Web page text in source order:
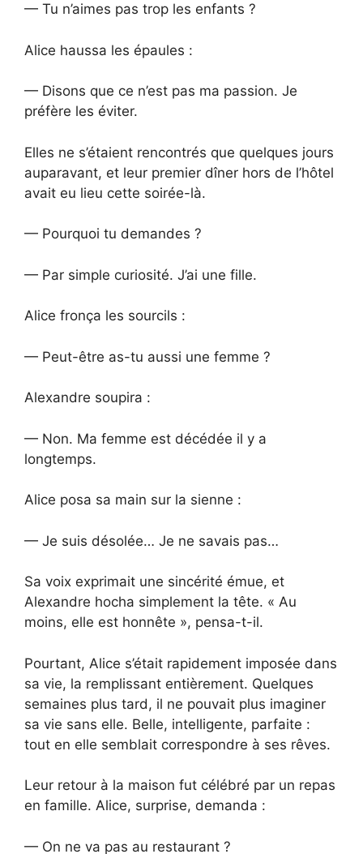
— Tu n’aimes pas trop les enfants ?
Alice haussa les épaules :
— Disons que ce n’est pas ma passion. Je
préfère les éviter.
Elles ne s’étaient rencontrés que quelques jours
auparavant, et leur premier dîner hors de l’hôtel
avait eu lieu cette soirée-là.
— Pourquoi tu demandes ?
— Par simple curiosité. J’ai une fille.
Alice fronça les sourcils :
— Peut-être as-tu aussi une femme ?
Alexandre soupira :
— Non. Ma femme est décédée il y a
longtemps.
Alice posa sa main sur la sienne :
— Je suis désolée… Je ne savais pas…
Sa voix exprimait une sincérité émue, et
Alexandre hocha simplement la tête. « Au
moins, elle est honnête », pensa-t-il.
Pourtant, Alice s’était rapidement imposée dans
sa vie, la remplissant entièrement. Quelques
semaines plus tard, il ne pouvait plus imaginer
sa vie sans elle. Belle, intelligente, parfaite :
tout en elle semblait correspondre à ses rêves.
Leur retour à la maison fut célébré par un repas
en famille. Alice, surprise, demanda :
— On ne va pas au restaurant ?